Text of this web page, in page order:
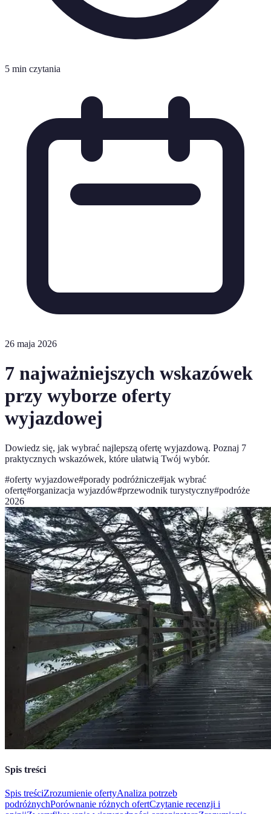
5 min czytania
26 maja 2026
7 najważniejszych wskazówek
przy wyborze oferty
wyjazdowej
Dowiedz się, jak wybrać najlepszą ofertę wyjazdową. Poznaj 7
praktycznych wskazówek, które ułatwią Twój wybór.
#oferty wyjazdowe#porady podróżnicze#jak wybrać
ofertę#organizacja wyjazdów#przewodnik turystyczny#podróże
2026
Spis treści
Spis treściZrozumienie ofertyAnaliza potrzeb
podróżnychPorównanie różnych ofertCzytanie recenzji i